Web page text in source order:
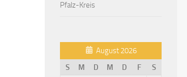
Pfalz-Kreis
August 2026
S
M D M D F
S